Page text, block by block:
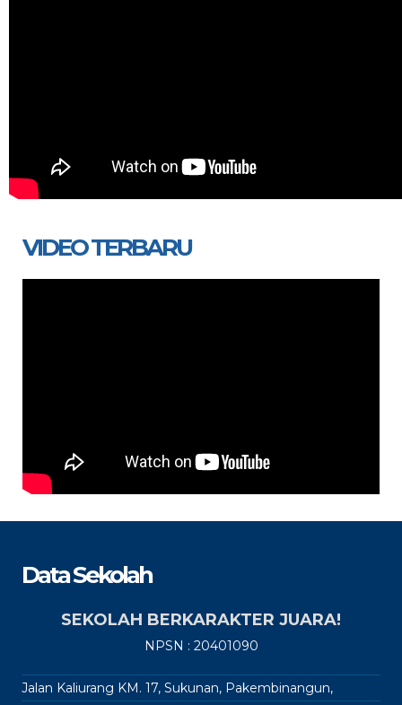
VIDEO TERBARU
Data Sekolah
SEKOLAH BERKARAKTER JUARA!
NPSN : 20401090
Jalan Kaliurang KM. 17, Sukunan, Pakembinangun,